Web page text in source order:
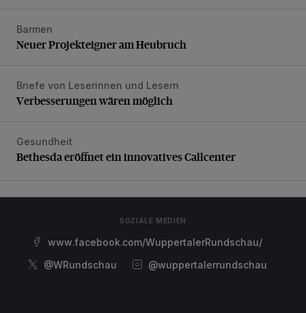
Neuer Projekteigner am Heubruch
Barmen
Neuer Projekteigner am Heubruch
Verbesserungen wären möglich
Briefe von Leserinnen und Lesern
Verbesserungen wären möglich
Bethesda eröffnet ein innovatives Callcenter
Gesundheit
Bethesda eröffnet ein innovatives Callcenter
SOZIALE MEDIEN
www.facebook.com/WuppertalerRundschau/
@WRundschau
@wuppertalerrundschau